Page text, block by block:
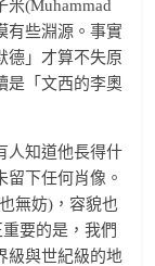
(Muhammad
有些淵源。事實
德」才算不失原
是「文西的李奧
人知道他長得什
下任何肖像。
無妨)，容貌也
要的是，我們
級與世紀級的地